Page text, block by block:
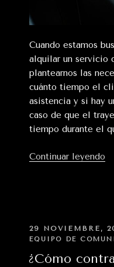
Cuando estamos
alquilar un servicio
plantearnos las
cuánto tiempo el
asistencia y si hay
caso de que el
tiempo durante el
Continuar leyendo
a
PUBLICADO
EN
29 NOVIEMBRE,
EQUIPO DE
¿Cómo